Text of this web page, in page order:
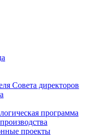
Совета директоров
программа
проекты